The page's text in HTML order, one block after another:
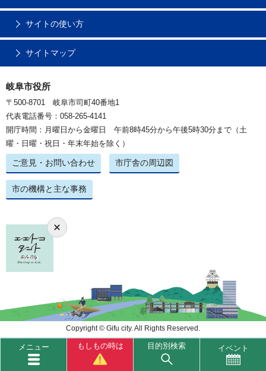
メニュー もしもの時は 目的別検索 イベント
サイトの使い方
サイトマップ
岐阜市役所
〒500-8701 岐阜市司町40番地1
代表電話番号：058-265-4141
開庁時間：月曜日から金曜日 午前8時45分から午後5時30分まで（土
曜・日曜・祝日・年末年始を除く）
ご意見・お問い合わせ 市庁舎の周辺図
市の機構と主な事務
Copyright © Gifu city. All Rights Reserved.